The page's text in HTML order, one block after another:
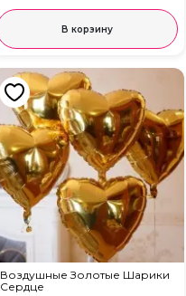
В корзину
Воздушные Золотые Шарики
Сердце